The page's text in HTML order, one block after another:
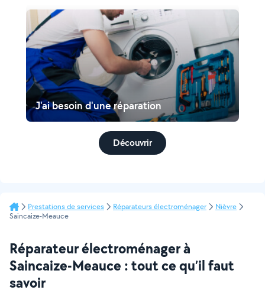
J'ai besoin d'une réparation
Découvrir
Prestations de services Réparateurs électroménager
Nièvre
Saincaize-Meauce
Réparateur électroménager à
Saincaize-Meauce : tout ce qu’il faut
savoir